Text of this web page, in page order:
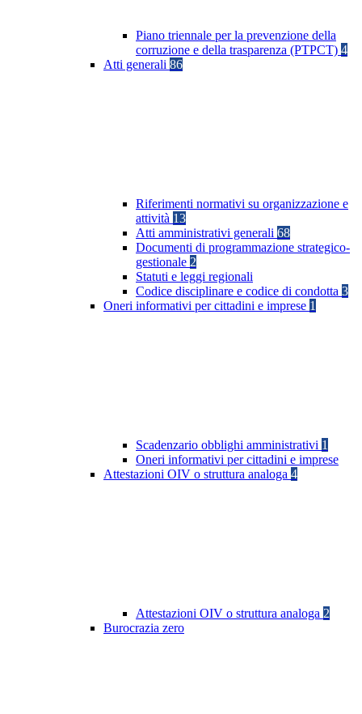
Piano triennale per la prevenzione della
corruzione e della trasparenza (PTPCT) 4
Atti generali 86
Riferimenti normativi su organizzazione e
attività 13
Atti amministrativi generali 68
Documenti di programmazione strategico-
gestionale 2
Statuti e leggi regionali
Codice disciplinare e codice di condotta 3
Oneri informativi per cittadini e imprese 1
Scadenzario obblighi amministrativi 1
Oneri informativi per cittadini e imprese
Attestazioni OIV o struttura analoga 4
Attestazioni OIV o struttura analoga 2
Burocrazia zero